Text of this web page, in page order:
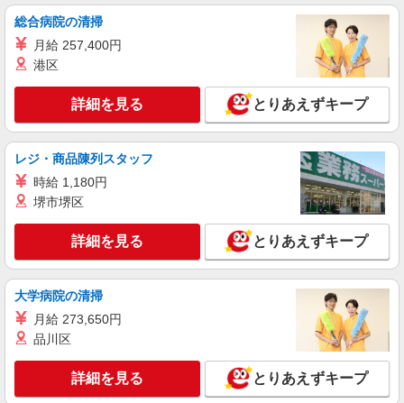
パーソルテンプスタッフ株式会社 上信コーディネートセンター（長
野）/26-0547985
［安定×長期］営業事務のオシゴト
長野県長野市／最寄駅：長野駅 ≪車通勤可
≫ 車通勤OK！無料駐車場完備
キープ 詳細を見る
派遣社員
パーソルテンプスタッフ株式会社 上信コーディネートセンター（長
野）/26-0565092
9月開始★［派遣活躍中★］人気の総務部門＊
事務アシ募集♪＠北尾張部
長野県長野市／最寄駅：附属中学前駅 ≪車
通勤可≫ ■企業提携の駐車場あり（ご紹介可能で
キープ 詳細を見る
総合病院の清掃
月給 257,400円
港区
詳細を見る とりあえずキープ
レジ・商品陳列スタッフ
時給 1,180円
堺市堺区
詳細を見る とりあえずキープ
大学病院の清掃
月給 273,650円
品川区
詳細を見る とりあえずキープ